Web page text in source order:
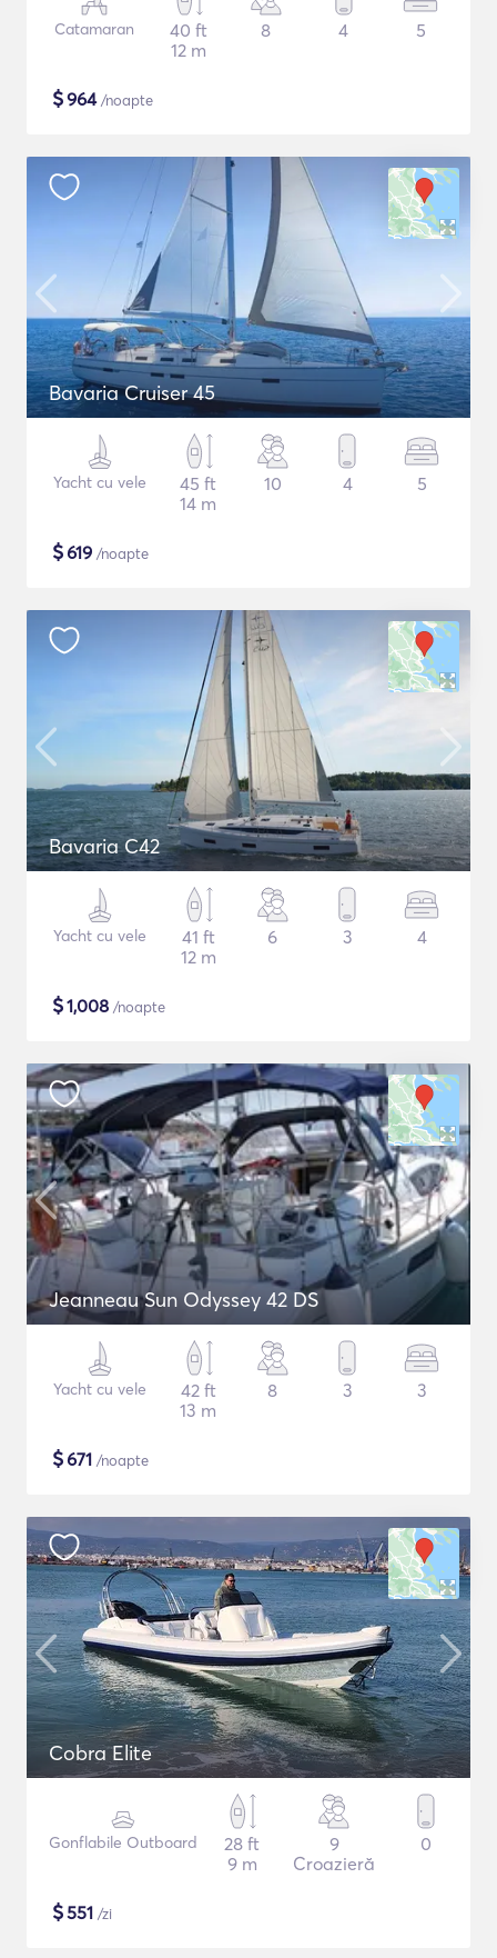
Catamaran
40 ft
12 m
8 4 5
$964/noapte
Bavaria Cruiser 45
Yacht cu vele
45 ft
14 m
10 4 5
$619 /noapte
Bavaria C42
Yacht cu vele
41 ft
12 m
6 3 4
$1,008 /noapte
Jeanneau Sun Odyssey 42 DS
Yacht cu vele
42 ft
13 m
8 3 3
$671 /noapte
Cobra Elite
Gonflabile Outboard
28 ft
9 m
9
Croazieră
0
$551 /zi